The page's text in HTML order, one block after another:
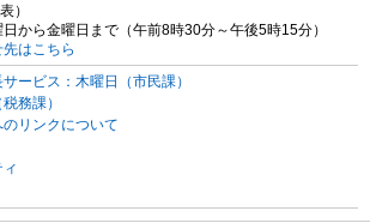
）
から金曜日まで（午前8時30分～午後5時15分）
はこちら
ービス：木曜日（市民課）
務課）
リンクについて